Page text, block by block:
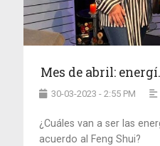
Mes de abril:
30-03-2023 - 2:55 PM
¿Cuáles van a ser las
acuerdo al Feng Shui?